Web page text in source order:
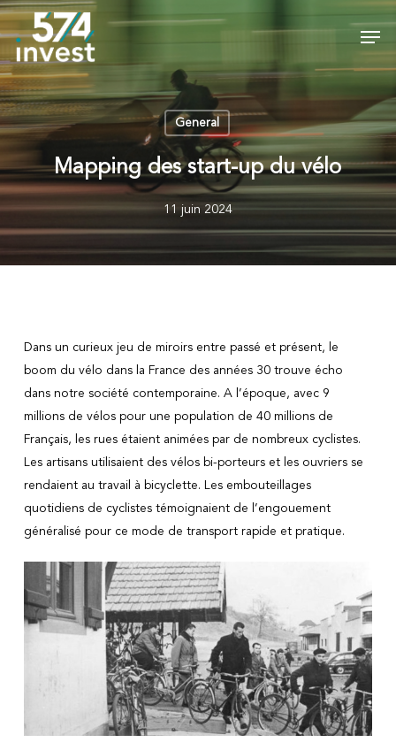
Skip
to
main
content
General
Mapping des start-up du vélo
11 juin 2024
Dans un curieux jeu de miroirs entre passé et présent, le
boom du vélo dans la France des années 30 trouve écho
dans notre société contemporaine. A l’époque, avec 9
millions de vélos pour une population de 40 millions de
Français, les rues étaient animées par de nombreux cyclistes.
Les artisans utilisaient des vélos bi-porteurs et les ouvriers se
rendaient au travail à bicyclette. Les embouteillages
quotidiens de cyclistes témoignaient de l’engouement
généralisé pour ce mode de transport rapide et pratique.
Close